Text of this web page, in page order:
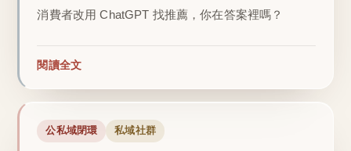
消費者改用 ChatGPT 找推薦，你在答案裡嗎？
閱讀全文
公私域閉環 私域社群